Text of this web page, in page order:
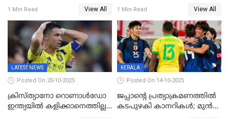
1 Min Read View All
ഒളിംപിക്‌സിന്റെ ഉദ്‌ഘാടനം
നിർവഹിച്ച് ധനമന്ത്രി K N
ബാലഗോപാൽ;ദീപശിഖ
തെളിയിച്ച് I M വിജയൻ
1 Min Read View All
LATEST NEWS
Posted On 20-10-2025
ക്രിസ്ത്യാനോ റൊണാൾഡോ
ഇന്ത്യയിൽ കളിക്കാനെത്തില്ല;
KERALA
Posted On 14-10-2025
ജപ്പാന്റെ പ്രത്യാക്രമണത്തിൽ
കടപുഴകി കാനറികൾ; മുൻ